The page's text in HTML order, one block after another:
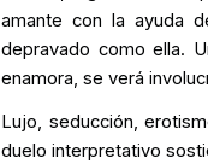
amante con la ayuda
depravado como ella.
enamora, se verá
Lujo, seducción,
duelo interpretativo